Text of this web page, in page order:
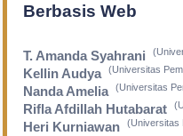
Berbasis Web
T. Amanda Syahrani
Kellin Audya (Universitas
Nanda Amelia (Universitas
Rifla Afdillah Hutabarat
Heri Kurniawan (Universitas